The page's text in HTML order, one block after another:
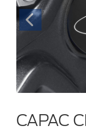
CAPAC